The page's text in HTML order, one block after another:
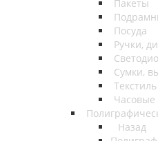
Пакеты
Посуда
Ручки,
Сумки,
Текстиль
Назад